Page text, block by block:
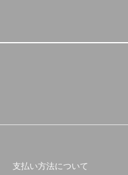
支払い方法について